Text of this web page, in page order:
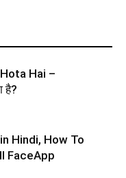
Hai –
है?
Hindi, How To
FaceApp